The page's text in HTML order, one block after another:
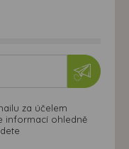
za účelem
informací ohledně